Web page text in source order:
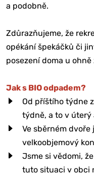
a podobně.
Zdůrazňujeme, že
opékání špekáčků či
posezení doma u
Jak s BIO odpadem?
Od příštího týdne
týdně, a to v úterý
Ve sběrném
velkoobjemový
Jsme si vědomi,
tuto situaci v obci